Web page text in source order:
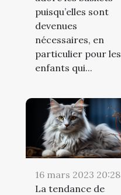
puisqu’elles sont
devenues
nécessaires, en
particulier pour les
enfants qui...
16 mars 2023 20:28
La tendance de